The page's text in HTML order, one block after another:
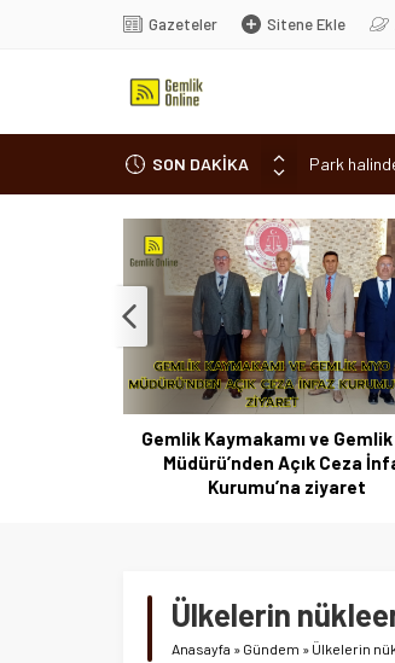
Gazeteler Sitene Ekle
SON DAKİKA
7 aylık
Nilüfer’de
Park
Gemlik Kaymakamı ve Gemlik
Müdürü’nden Açık Ceza
Kurumu’na ziyaret
Ülkelerin
Anasayfa » Gündem » Ülkelerin